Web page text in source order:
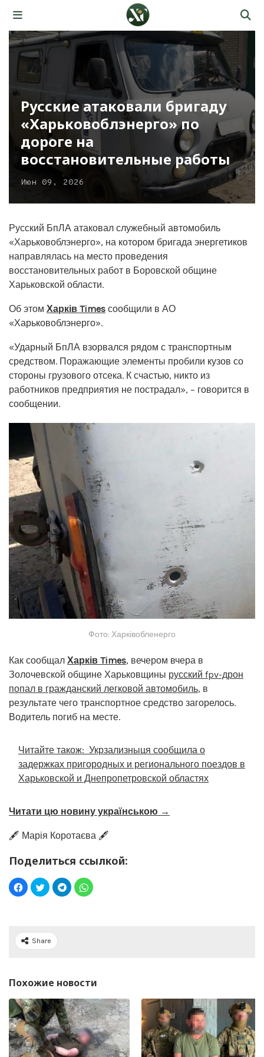
Русские атаковали бригаду
«Харьковоблэнерго» по
дороге на
восстановительные работы
Июн 09, 2026
Русский БпЛА атаковал служебный автомобиль
«Харьковоблэнерго», на котором бригада энергетиков
направлялась на место проведения
восстановительных работ в Боровской общине
Харьковской области.
Об этом Харків Times сообщили в АО
«Харьковоблэнерго».
«Ударный БпЛА взорвался рядом с транспортным
средством. Поражающие элементы пробили кузов со
стороны грузового отсека. К счастью, никто из
работников предприятия не пострадал», – говорится в
сообщении.
Фото: Харківобленерго
Как сообщал Харків Times, вечером вчера в
Золочевской общине Харьковщины русский fpv-дрон
попал в гражданский легковой автомобиль, в
результате чего транспортное средство загорелось.
Водитель погиб на месте.
Читайте також: Укрзализныця сообщила о
задержках пригородных и регионального поездов в
Харьковской и Днепропетровской областях
Читати цю новину українською →
🖋️ Марія Коротаєва 🖋️
Поделиться ссылкой:
Share
Похожие новости